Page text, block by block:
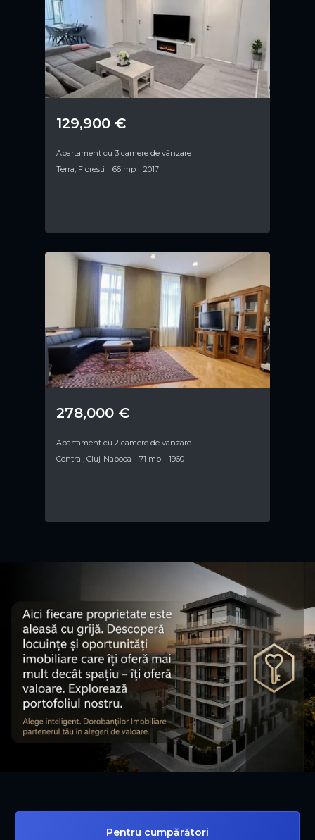
Apartament cu 3 camere de vânzare
129,900 €
Terra, Floresti 66 mp 2017
Apartament cu 2 camere de vânzare
278,000 €
Central, Cluj-Napoca 71 mp 1960
Pentru cumpărători